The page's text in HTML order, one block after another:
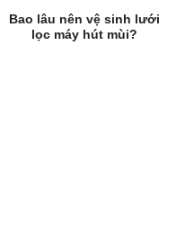
Bao lâu nên vệ sinh lưới
lọc máy hút mùi?